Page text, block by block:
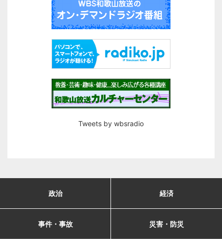
Tweets by wbsradio
政治 経済
事件・事故 災害・防災